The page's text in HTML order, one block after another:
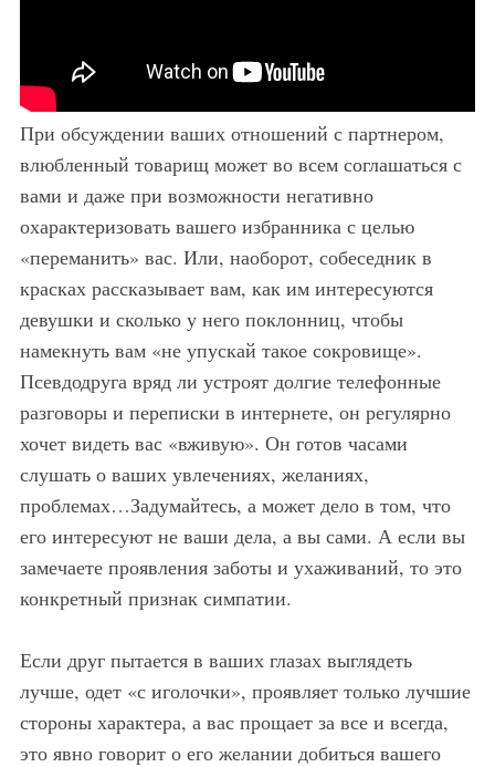
При обсуждении ваших отношений с партнером,
влюбленный товарищ может во всем соглашаться с
вами и даже при возможности негативно
охарактеризовать вашего избранника с целью
«переманить» вас. Или, наоборот, собеседник в
красках рассказывает вам, как им интересуются
девушки и сколько у него поклонниц, чтобы
намекнуть вам «не упускай такое сокровище».
Псевдодруга вряд ли устроят долгие телефонные
разговоры и переписки в интернете, он регулярно
хочет видеть вас «вживую». Он готов часами
слушать о ваших увлечениях, желаниях,
проблемах…Задумайтесь, а может дело в том, что
его интересуют не ваши дела, а вы сами. А если вы
замечаете проявления заботы и ухаживаний, то это
конкретный признак симпатии.
Если друг пытается в ваших глазах выглядеть
лучше, одет «с иголочки», проявляет только лучшие
стороны характера, а вас прощает за все и всегда,
это явно говорит о его желании добиться вашего